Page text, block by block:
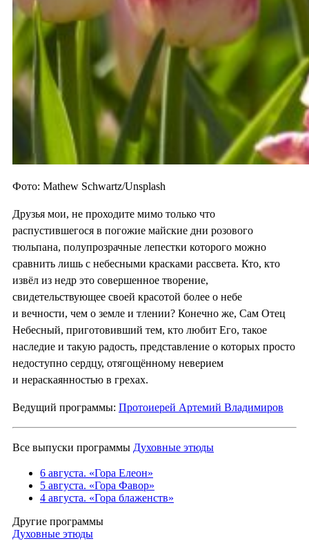
Фото: Mathew Schwartz/Unsplash
Друзья мои, не проходите мимо только что
распустившегося в погожие майские дни розового
тюльпана, полупрозрачные лепестки которого можно
сравнить лишь с небесными красками рассвета. Кто, кто
извёл из недр это совершенное творение,
свидетельствующее своей красотой более о небе
и вечности, чем о земле и тлении? Конечно же, Сам Отец
Небесный, приготовивший тем, кто любит Его, такое
наследие и такую радость, представление о которых просто
недоступно сердцу, отягощённому неверием
и нераскаянностью в грехах.
Ведущий программы: Протоиерей Артемий Владимиров
Все выпуски программы Духовные этюды
6 августа. «Гора Елеон»
5 августа. «Гора Фавор»
4 августа. «Гора блаженств»
Другие программы
Духовные этюды